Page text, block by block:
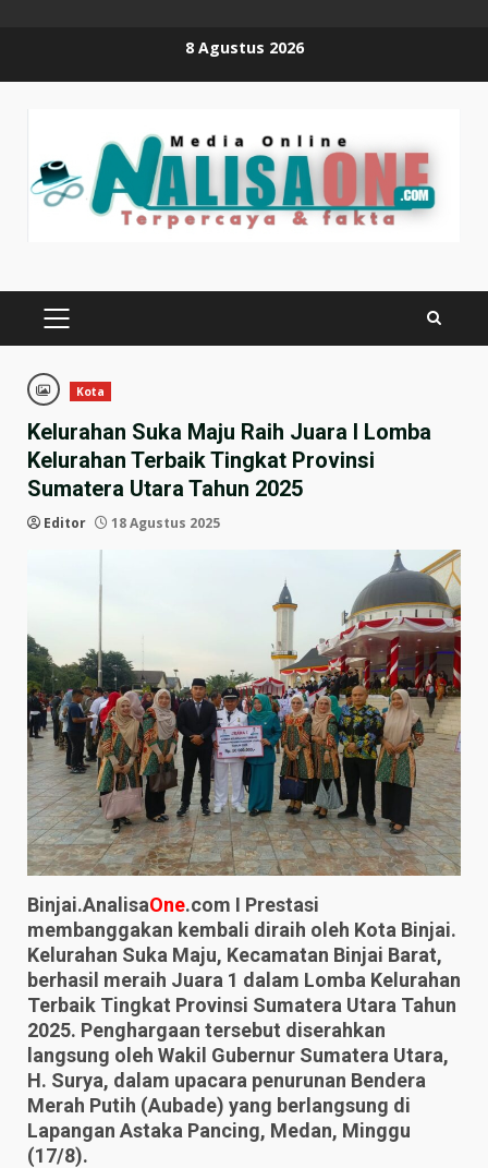
8 Agustus 2026
PRIMARY
Kota
Kelurahan Suka Maju Raih Juara I Lomba
Kelurahan Terbaik Tingkat Provinsi
Sumatera Utara Tahun 2025
Editor 18 Agustus 2025
Binjai.AnalisaOne.com I Prestasi
membanggakan kembali diraih oleh Kota Binjai.
Kelurahan Suka Maju, Kecamatan Binjai Barat,
berhasil meraih Juara 1 dalam Lomba Kelurahan
Terbaik Tingkat Provinsi Sumatera Utara Tahun
2025. Penghargaan tersebut diserahkan
langsung oleh Wakil Gubernur Sumatera Utara,
H. Surya, dalam upacara penurunan Bendera
Merah Putih (Aubade) yang berlangsung di
Lapangan Astaka Pancing, Medan, Minggu
(17/8).